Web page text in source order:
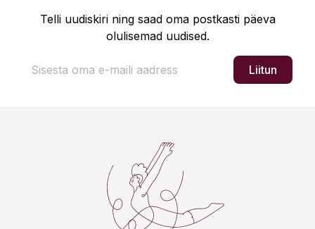
Telli uudiskiri ning saad oma postkasti päeva
olulisemad uudised.
Liitun